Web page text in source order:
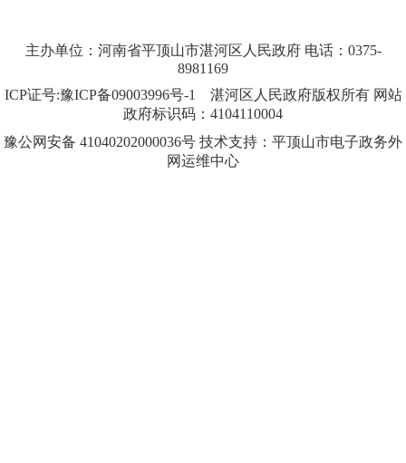
主办单位：河南省平顶山市湛河区人民政府 电话：0375-
8981169
ICP证号:豫ICP备09003996号-1
湛河区人民政府版权所有 网站
政府标识码：4104110004
豫公网安备 41040202000036号 技术支持：平顶山市电子政务外
网运维中心